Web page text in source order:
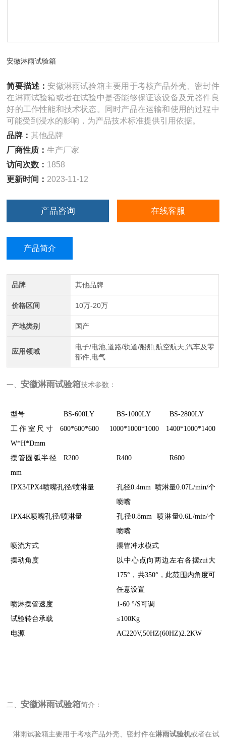
安徽淋雨试验箱
简要描述：安徽淋雨试验箱主要用于考核产品外壳、密封件
在淋雨试验箱或者在试验中是否能够保证该设备及元器件良
好的工作性能和技术状态。同时产品在运输和使用的过程中
可能受到浸水的影响，为产品技术标准提供引用依据。
品牌：其他品牌
厂商性质：生产厂家
访问次数： 1858
更新时间： 2023-11-12
产品咨询 在线客服
产品简介
品牌 其他品牌
价格区间 10万-20万
产地类别 国产
应用领域
电子/电池,道路/轨道/船舶,航空航天,汽车及零
部件,电气
一、安徽淋雨试验箱技术参数：
型号 BS-600LY BS-1000LY
BS-2800LY
工作室尺寸
W*H*Dmm
600*600*600 1000*1000*1000 1400*1000*1400
摆管圆弧半径
mm
R200 R400 R600
IPX3/IPX4喷嘴孔径/喷淋量
孔径0.4mm 喷淋量0.07L/min/个
喷嘴
IPX4K喷嘴孔径/喷淋量
孔径0.8mm 喷淋量0.6L/min/个
喷嘴
喷流方式
摆管冲水模式
摆动角度
以中心点向两边左右各摆zui大
175°，共350°，此范围内角度可
任意设置
喷淋摆管速度
1-60 °/S可调
试验转台承载
≤100Kg
电源
AC220V,50HZ(60HZ)2.2KW
二、安徽淋雨试验箱简介：
淋雨试验箱主要用于考核产品外壳、密封件在淋雨试验机或者在试